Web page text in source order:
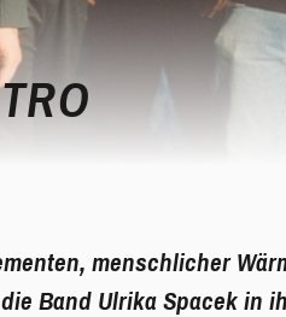
menschlicher
Band Ulrika Spacek in